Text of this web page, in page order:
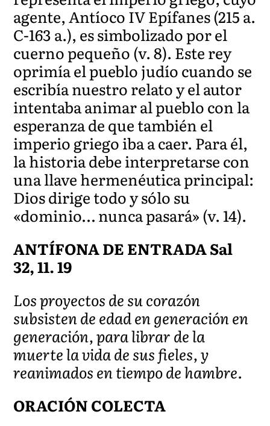
agente, Antíoco IV Epífanes (215 a.
C-163 a.), es simbolizado por el
cuerno pequeño (v. 8). Este rey
oprimía el pueblo judío cuando se
escribía nuestro relato y el autor
intentaba animar al pueblo con la
esperanza de que también el
imperio griego iba a caer. Para él,
la historia debe interpretarse con
una llave hermenéutica principal:
Dios dirige todo y sólo su
«dominio… nunca pasará» (v. 14).
ANTÍFONA DE ENTRADA Sal
32, 11. 19
Los proyectos de su corazón
subsisten de edad en generación en
generación, para librar de la
muerte la vida de sus fieles, y
reanimados en tiempo de hambre.
ORACIÓN COLECTA